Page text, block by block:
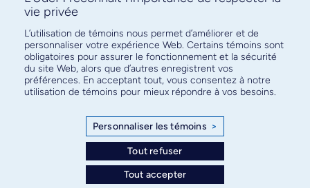
Abonnez-vous à notre infolettre
pour connaître l’actualité facultaire
vie privée
L’utilisation de témoins nous permet d’améliorer et de
personnaliser votre expérience Web. Certains témoins sont
obligatoires pour assurer le fonctionnement et la sécurité
du site Web, alors que d’autres enregistrent vos
préférences. En acceptant tout, vous consentez à notre
utilisation de témoins pour mieux répondre à vos besoins.
Personnaliser les témoins >
Tout refuser
Tout accepter